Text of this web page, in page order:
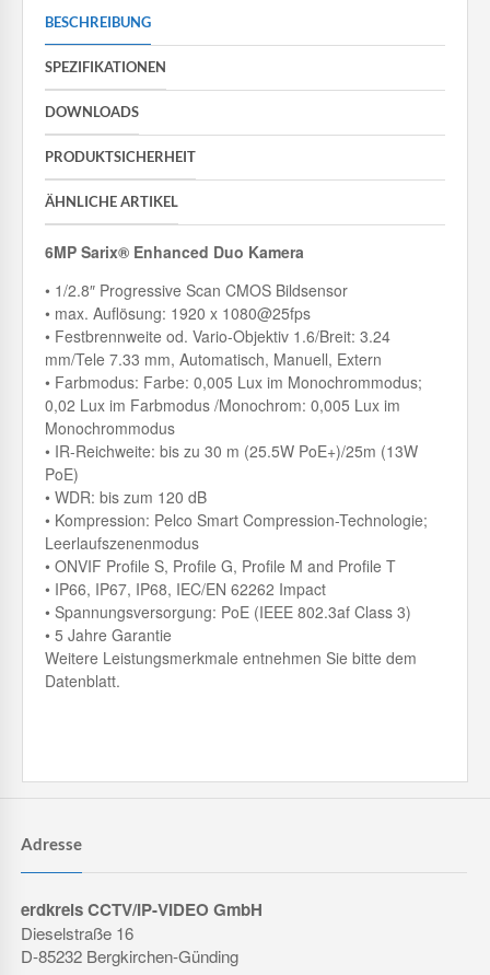
BESCHREIBUNG
SPEZIFIKATIONEN
DOWNLOADS
PRODUKTSICHERHEIT
ÄHNLICHE ARTIKEL
6MP Sarix® Enhanced Duo Kamera
• 1/2.8″ Progressive Scan CMOS Bildsensor
• max. Auflösung: 1920 x 1080@25fps
• Festbrennweite od. Vario-Objektiv 1.6/Breit: 3.24
mm/Tele 7.33 mm, Automatisch, Manuell, Extern
• Farbmodus: Farbe: 0,005 Lux im Monochrommodus;
0,02 Lux im Farbmodus /Monochrom: 0,005 Lux im
Monochrommodus
• IR-Reichweite: bis zu 30 m (25.5W PoE+)/25m (13W
PoE)
• WDR: bis zum 120 dB
• Kompression: Pelco Smart Compression-Technologie;
Leerlaufszenenmodus
• ONVIF Profile S, Profile G, Profile M and Profile T
• IP66, IP67, IP68, IEC/EN 62262 Impact
• Spannungsversorgung: PoE (IEEE 802.3af Class 3)
• 5 Jahre Garantie
Weitere Leistungsmerkmale entnehmen Sie bitte dem
Datenblatt.
Adresse
erdkreis CCTV/IP-VIDEO GmbH
Dieselstraße 16
D-85232 Bergkirchen-Günding